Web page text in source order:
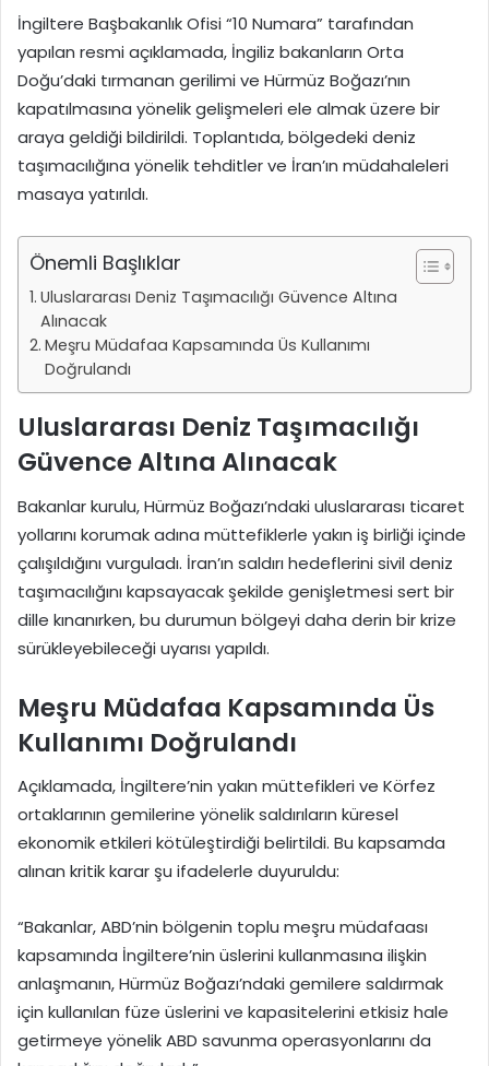
İngiltere Başbakanlık Ofisi “10 Numara” tarafından
yapılan resmi açıklamada, İngiliz bakanların Orta
Doğu’daki tırmanan gerilimi ve Hürmüz Boğazı’nın
kapatılmasına yönelik gelişmeleri ele almak üzere bir
araya geldiği bildirildi. Toplantıda, bölgedeki deniz
taşımacılığına yönelik tehditler ve İran’ın müdahaleleri
masaya yatırıldı.
Önemli Başlıklar
Uluslararası Deniz Taşımacılığı Güvence Altına
Alınacak
Meşru Müdafaa Kapsamında Üs Kullanımı
Doğrulandı
Uluslararası Deniz Taşımacılığı
Güvence Altına Alınacak
Bakanlar kurulu, Hürmüz Boğazı’ndaki uluslararası ticaret
yollarını korumak adına müttefiklerle yakın iş birliği içinde
çalışıldığını vurguladı. İran’ın saldırı hedeflerini sivil deniz
taşımacılığını kapsayacak şekilde genişletmesi sert bir
dille kınanırken, bu durumun bölgeyi daha derin bir krize
sürükleyebileceği uyarısı yapıldı.
Meşru Müdafaa Kapsamında Üs
Kullanımı Doğrulandı
Açıklamada, İngiltere’nin yakın müttefikleri ve Körfez
ortaklarının gemilerine yönelik saldırıların küresel
ekonomik etkileri kötüleştirdiği belirtildi. Bu kapsamda
alınan kritik karar şu ifadelerle duyuruldu:
“Bakanlar, ABD’nin bölgenin toplu meşru müdafaası
kapsamında İngiltere’nin üslerini kullanmasına ilişkin
anlaşmanın, Hürmüz Boğazı’ndaki gemilere saldırmak
için kullanılan füze üslerini ve kapasitelerini etkisiz hale
getirmeye yönelik ABD savunma operasyonlarını da